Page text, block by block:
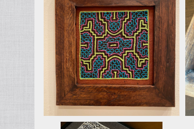
額装14 小型刺繍 ゴージャス黄緑とブ
ルー 流木フレームシピボ族の泥染め
と手刺繍 エスニック風インテリア雑
貨
¥8,500